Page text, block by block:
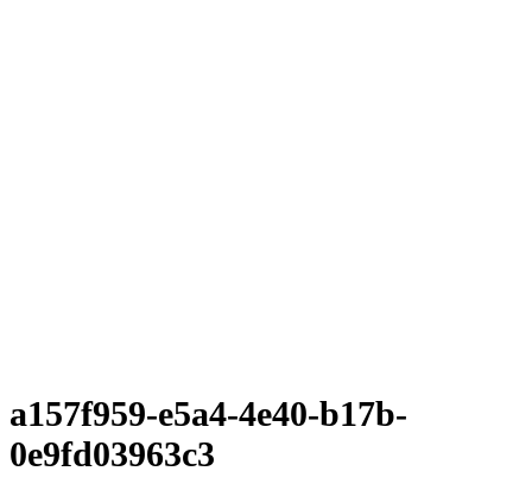
a157f959-e5a4-4e40-b17b-
0e9fd03963c3